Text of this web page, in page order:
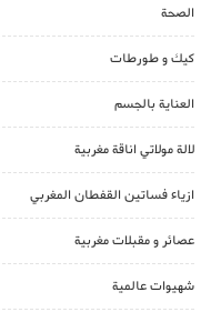
الصحة
كيك و طورطات
العناية بالجسم
لالة مولاتي اناقة مغربية
ازياء فساتين القفطان المغربي
عصائر و مقبلات مغربية
شهيوات عالمية